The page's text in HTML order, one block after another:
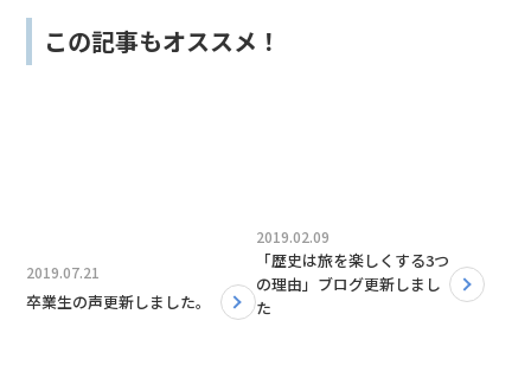
この記事もオススメ！
2019.07.21
卒業生の声更新しました。
2019.02.09
「歴史は旅を楽しくする3つ
の理由」ブログ更新しまし
た